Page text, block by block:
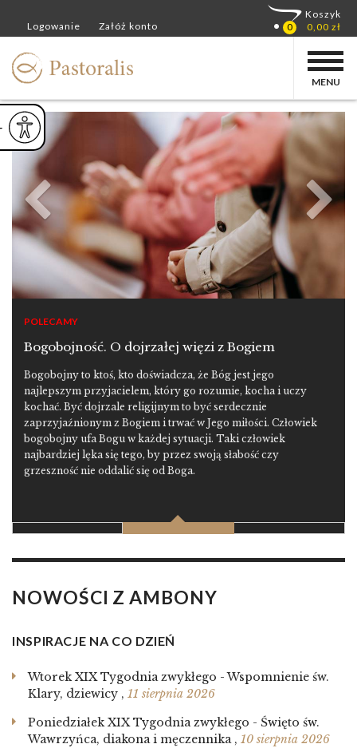
czcionkę
czcionka
Powiększ czcionkę
MENU
POLECAMY
Bogobojność. O dojrzałej więzi z Bogiem
Bogobojny to ktoś, kto doświadcza, że Bóg jest jego
najlepszym przyjacielem, który go rozumie, kocha i uczy
kochać. Być dojrzale religijnym to być serdecznie
zaprzyjaźnionym z Bogiem i trwać w Jego miłości. Człowiek
bogobojny ufa Bogu w każdej sytuacji. Taki człowiek
najbardziej lęka się tego, by przez swoją słabość czy
grzeszność nie oddalić się od Boga.
NOWOŚCI Z AMBONY
INSPIRACJE NA CO DZIEŃ
Wtorek XIX Tygodnia zwykłego - Wspomnienie św.
Klary, dziewicy , 11 sierpnia 2026
Poniedziałek XIX Tygodnia zwykłego - Święto św.
Wawrzyńca, diakona i męczennika , 10 sierpnia 2026